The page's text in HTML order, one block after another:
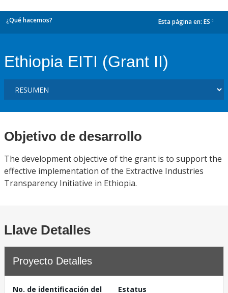
¿Qué hacemos? Esta página en: ES
Ethiopia EITI (Grant II)
Objetivo de desarrollo
The development objective of the grant is to support the
effective implementation of the Extractive Industries
Transparency Initiative in Ethiopia.
Llave Detalles
Proyecto Detalles
No. de identificación del
Estatus